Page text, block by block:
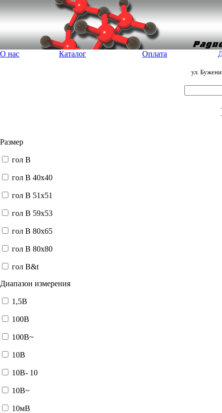
О нас Каталог Оплата
ул.
Размер
гол В
гол В 40x40
гол В 51x51
гол В 59x53
гол В 80x65
гол В 80x80
гол В&t
Диапазон измерения
1,5В
100В
100В~
10В
10В- 10
10В~
10мВ